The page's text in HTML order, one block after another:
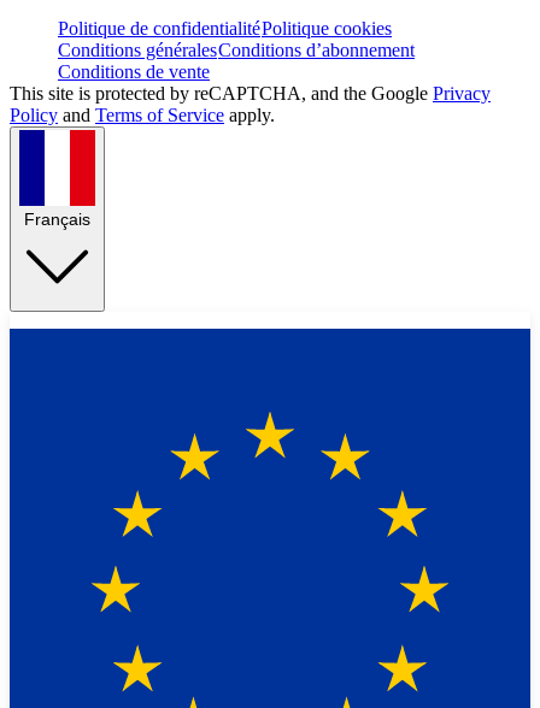
Politique de confidentialitéPolitique cookies
Conditions généralesConditions d’abonnement
Conditions de vente
This site is protected by reCAPTCHA, and the Google Privacy
Policy and Terms of Service apply.
Français